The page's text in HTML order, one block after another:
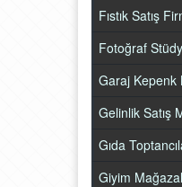
Fıstık Satış
Fotoğraf
Garaj Kepenk
Gelinlik Satış
Gıda
Giyim